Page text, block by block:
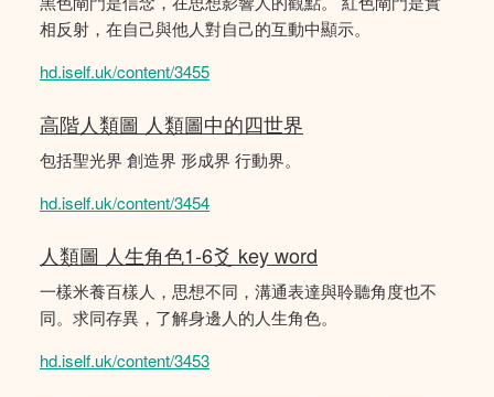
相反射，在自己與他人對自己的互動中顯示。
hd.iself.uk/content/3455
高階人類圖 人類圖中的四世界
包括聖光界 創造界 形成界 行動界。
hd.iself.uk/content/3454
人類圖 人生角色1-6爻 key word
一樣米養百樣人，思想不同，溝通表達與聆聽角度也不
同。求同存異，了解身邊人的人生角色。
hd.iself.uk/content/3453